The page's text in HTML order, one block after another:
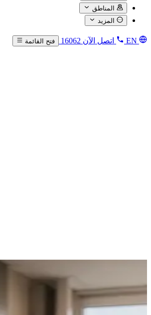
المناطق
المزيد
EN اتصل الآن 16062 فتح القائمة